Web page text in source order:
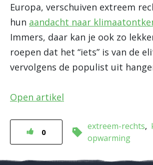
Europa, verschuiven extreem
hun aandacht naar
Immers, daar kan je ook zo
roepen dat het “iets” is van de
vervolgens de populist uit
Open artikel
0
extreem-rechts
opwarming